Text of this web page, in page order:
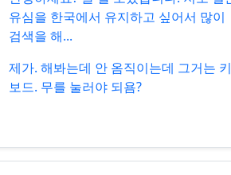
유심을 한국에서 유지하고 싶어서 많이
검색을 해...
제가. 해봐는데 안 옴직이는데 그거는 키
보드. 무를 눌러야 되욤?